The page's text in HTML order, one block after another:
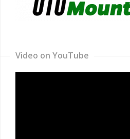
Video on YouTube